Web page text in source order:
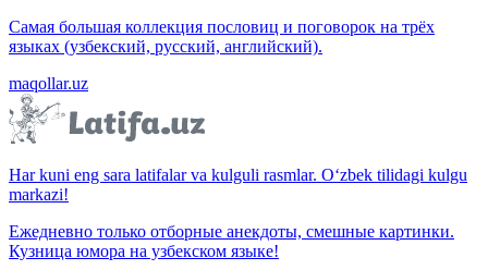
Самая большая коллекция пословиц и поговорок на трёх
языках (узбекский, русский, английский).
maqollar.uz
Har kuni eng sara latifalar va kulguli rasmlar. O‘zbek tilidagi kulgu
markazi!
Ежедневно только отборные анекдоты, смешные картинки.
Кузница юмора на узбекском языке!